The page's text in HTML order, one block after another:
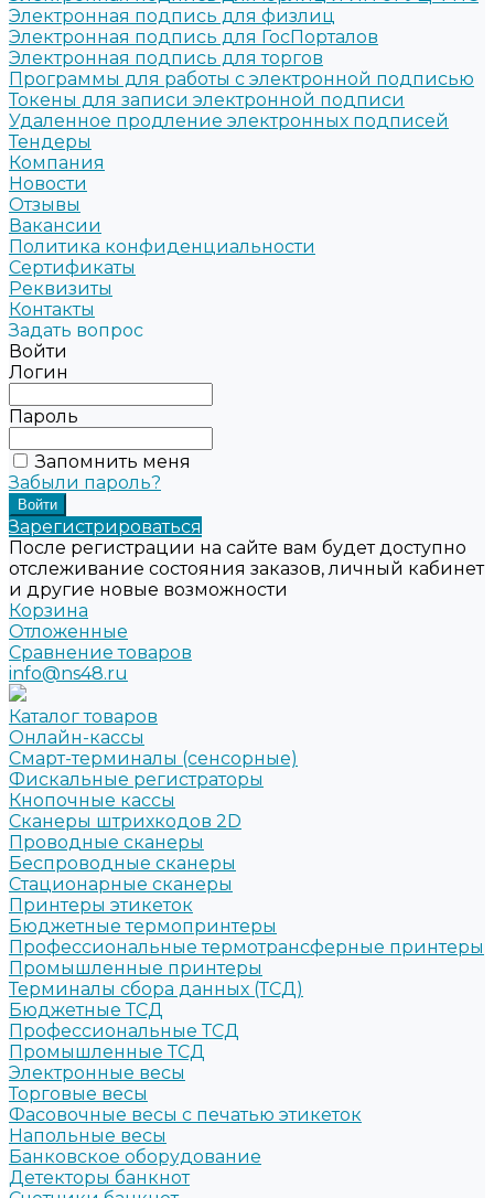
Электронная подпись для физлиц
Электронная подпись для ГосПорталов
Электронная подпись для торгов
Программы для работы с электронной подписью
Токены для записи электронной подписи
Удаленное продление электронных подписей
Тендеры
Компания
Новости
Отзывы
Вакансии
Политика конфиденциальности
Сертификаты
Реквизиты
Контакты
Задать вопрос
Войти
Логин
Пароль
Запомнить меня
Забыли пароль?
Зарегистрироваться
После регистрации на сайте вам будет доступно
отслеживание состояния заказов, личный кабинет
и другие новые возможности
Корзина
Отложенные
Сравнение товаров
info@ns48.ru
Каталог товаров
Онлайн-кассы
Смарт-терминалы (сенсорные)
Фискальные регистраторы
Кнопочные кассы
Сканеры штрихкодов 2D
Проводные сканеры
Беспроводные сканеры
Стационарные сканеры
Принтеры этикеток
Бюджетные термопринтеры
Профессиональные термотрансферные принтеры
Промышленные принтеры
Терминалы сбора данных (ТСД)
Бюджетные ТСД
Профессиональные ТСД
Промышленные ТСД
Электронные весы
Торговые весы
Фасовочные весы с печатью этикеток
Напольные весы
Банковское оборудование
Детекторы банкнот